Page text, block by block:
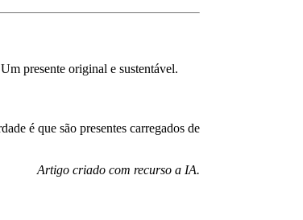
presente original e sustentável.
é que são presentes carregados de
Artigo criado com recurso a IA.